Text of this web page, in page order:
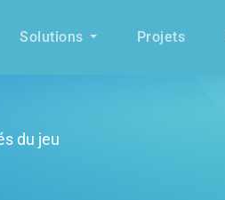
Solutions Projets
du jeu